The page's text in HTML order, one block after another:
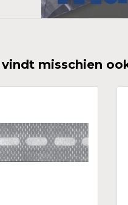
vindt misschien